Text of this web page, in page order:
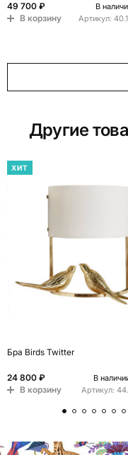
49 700 ₽
В
В корзину Артикул:
Другие
ХИТ
Бра Birds Twitter
24 800 ₽ В
В корзину Артикул: